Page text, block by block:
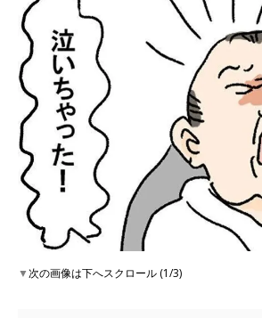
▼次の画像は下へスクロール (1/3)